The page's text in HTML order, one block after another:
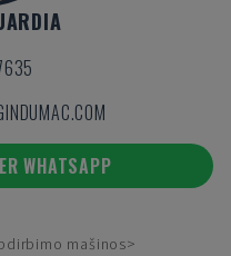
WHATSAPP
mašinos